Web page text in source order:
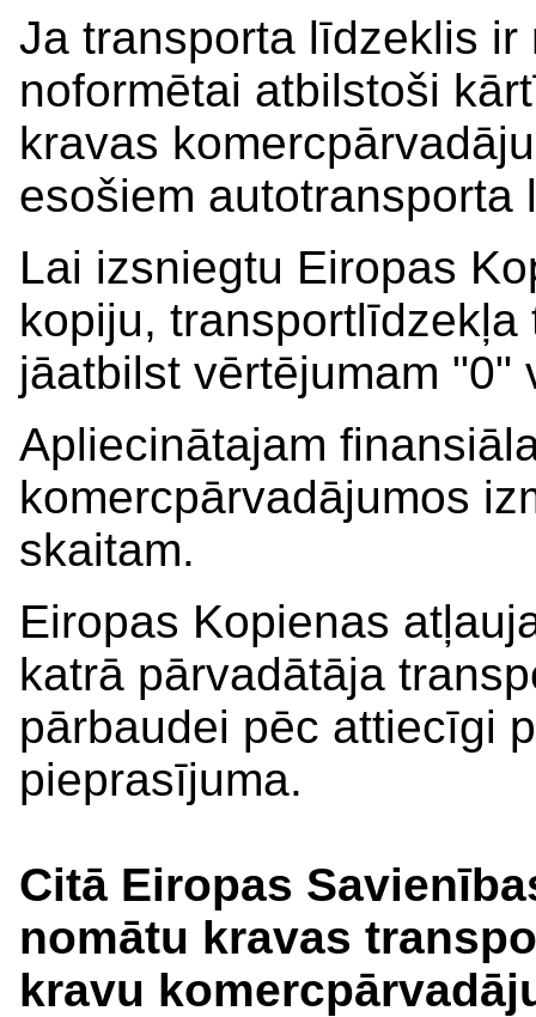
Ja transporta līdzeklis
noformētai atbilstoši
kravas
esošiem autotransporta
Lai izsniegtu Eiropas
kopiju,
jāatbilst vērtējumam "0"
Apliecinātajam
komercpārvadājumos
skaitam.
Eiropas Kopienas
katrā pārvadātāja
pārbaudei pēc attiecīgi
pieprasījuma.
Citā Eiropas
nomātu kravas
kravu